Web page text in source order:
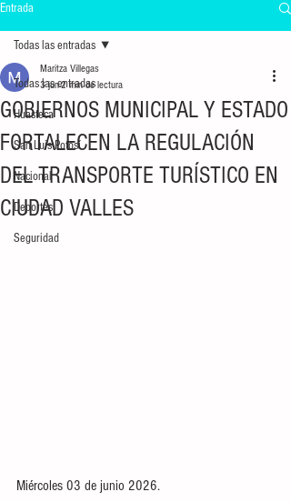
Entrada
Todas las entradas
Huasteca
San Luis Potosí
Nacional
Deportes
Seguridad
Todas las entradas
GOBIERNOS MUNICIPAL Y ESTADO
FORTALECEN LA REGULACIÓN
DEL TRANSPORTE TURÍSTICO EN
CIUDAD VALLES
Maritza Villegas
3 jun2 min de lectura
Miércoles 03 de junio 2026.